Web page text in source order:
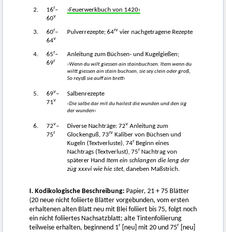
2. 16r–
60v
›Feuerwerkbuch von 1420‹
3. 60r–
64v
Pulverrezepte; 64rv vier nachgetragene Rezepte
4. 65r–
69r
Anleitung zum Büchsen- und Kugelgießen;
›Wenn du wilt giessen ain stainbuchsen. Item wenn du
wiltt giessen ain stain buchsen, sie sey clein oder groß,
So reysß sie auff ain brett‹
5. 69v–
71v
Salbenrezepte
›Die salbe dar mit du hailest die wunden und den sig
der wunden‹
6. 72v–
75r
Diverse Nachträge: 72v Anleitung zum
Glockenguß, 73rv Kaliber von Büchsen und
Kugeln (Textverluste), 74r Beginn eines
Nachtrags (Textverlust), 75r Nachtrag von
späterer Hand Item ein schlangen die leng der
züg xxxvi wie hie stet, daneben Maßstrich.
I. Kodikologische Beschreibung: Papier, 21 + 75 Blätter
(20 neue nicht foliierte Blätter vorgebunden, vom ersten
erhaltenen alten Blatt neu mit Blei foliiert bis 75, folgt noch
ein nicht foliiertes Nachsatzblatt; alte Tintenfoliierung
teilweise erhalten, beginnend 1r [neu] mit 20 und 75r
[neu]